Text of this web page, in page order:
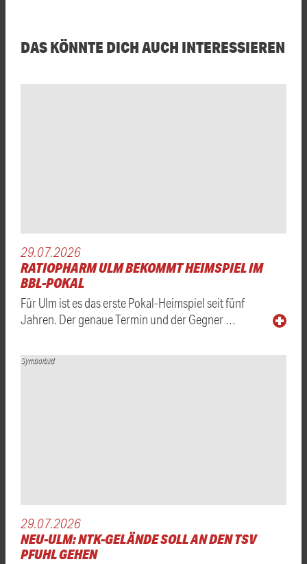
DAS KÖNNTE DICH AUCH INTERESSIEREN
29.07.2026
RATIOPHARM ULM BEKOMMT HEIMSPIEL IM
BBL-POKAL
Für Ulm ist es das erste Pokal-Heimspiel seit fünf
Jahren. Der genaue Termin und der Gegner …
Symbolbild
29.07.2026
NEU-ULM: NTK-GELÄNDE SOLL AN DEN TSV
PFUHL GEHEN